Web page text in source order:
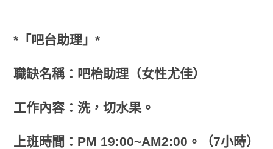
*「吧台助理」*
職缺名稱：吧枱助理（女性尤佳）
工作內容：洗，切水果。
上班時間：PM 19:00~AM2:00。（7小時）